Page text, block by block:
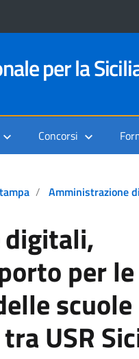
per la
Concorsi
Amministrazione
digitali,
per le
scuole
USR